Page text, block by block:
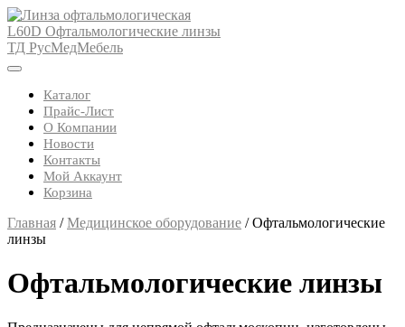
Skip
to
content
Open
ButtonКаталог
Прайс-Лист
О Компании
Новости
Контакты
Мой Аккаунт
Корзина
Close
Button
Главная /Медицинское оборудование / Офтальмологические
линзы
Офтальмологические линзы